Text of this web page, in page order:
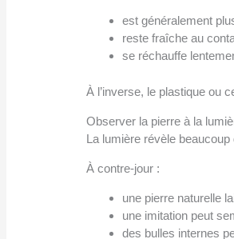
est généralement
reste fraîche au
se réchauffe
À l’inverse, le plastique ou
Observer la pierre à la
La lumière révèle beaucoup
À contre-jour :
une pierre naturelle
une imitation peut
des bulles internes